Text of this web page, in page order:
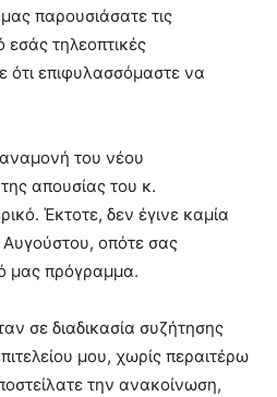
παρουσιάσατε τις
εσάς τηλεοπτικές
ότι επιφυλασσόμαστε να
του νέου
απουσίας του κ.
Έκτοτε, δεν έγινε καμία
Αυγούστου, οπότε σας
μας πρόγραμμα.
σε διαδικασία συζήτησης
μου, χωρίς περαιτέρω
την ανακοίνωση,